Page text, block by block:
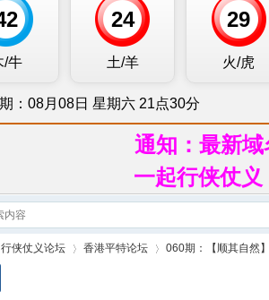
通知：最新
一起行侠仗义
行侠仗义论坛 香港平特论坛 060期：【顺其自然